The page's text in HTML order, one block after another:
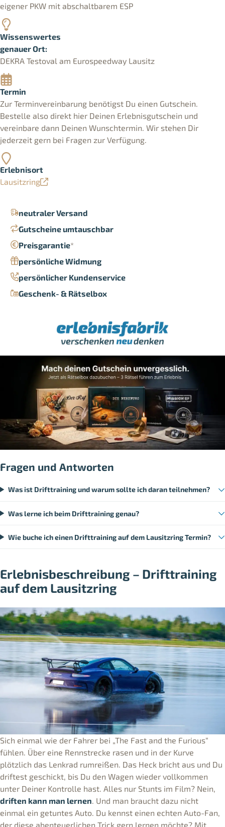
neutraler Versand
Gutscheine umtauschbar
Preisgarantie*
persönliche Widmung
persönlicher Kundenservice
Geschenk- & Rätselbox
eigener PKW mit abschaltbarem ESP
Wissenswertes
genauer Ort:
DEKRA Testoval am Eurospeedway Lausitz
Termin
Zur Terminvereinbarung benötigst Du einen Gutschein.
Bestelle also direkt hier Deinen Erlebnisgutschein und
vereinbare dann Deinen Wunschtermin. Wir stehen Dir
jederzeit gern bei Fragen zur Verfügung.
Erlebnisort
Lausitzring
Fragen und Antworten
Was ist Drifttraining und warum sollte ich daran teilnehmen?
Was lerne ich beim Drifttraining genau?
Wie buche ich einen Drifttraining auf dem Lausitzring Termin?
Erlebnisbeschreibung – Drifttraining
auf dem Lausitzring
Sich einmal wie der Fahrer bei „The Fast and the Furious“
fühlen. Über eine Rennstrecke rasen und in der Kurve
plötzlich das Lenkrad rumreißen. Das Heck bricht aus und Du
driftest geschickt, bis Du den Wagen wieder vollkommen
unter Deiner Kontrolle hast. Alles nur Stunts im Film? Nein,
driften kann man lernen . Und man braucht dazu nicht
einmal ein getuntes Auto. Du kennst einen echten Auto-Fan,
der diese abenteuerlichen Trick gern lernen möchte? Mit